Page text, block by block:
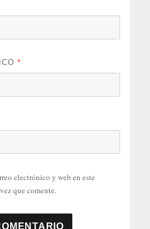
*
electrónico y web en este
que comente.